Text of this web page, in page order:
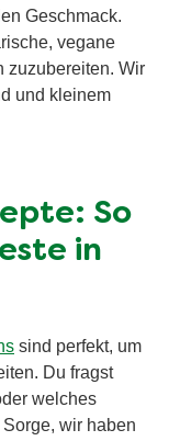
Geschmack.
vegane
zuzubereiten. Wir
und kleinem
So
in
sind perfekt, um
Du fragst
welches
wir haben